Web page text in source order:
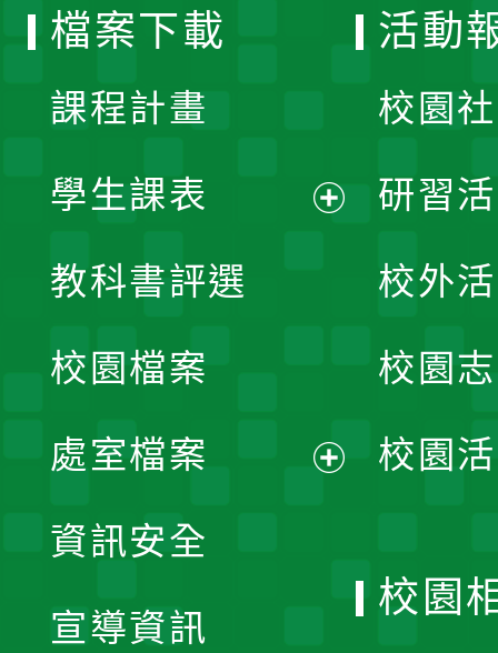
檔案下載
課程計畫
學生課表
單
教科書評選
校園檔案
處室檔案
資訊安全
宣導資訊
活動
校園
研習
校外
校園
校園
校園